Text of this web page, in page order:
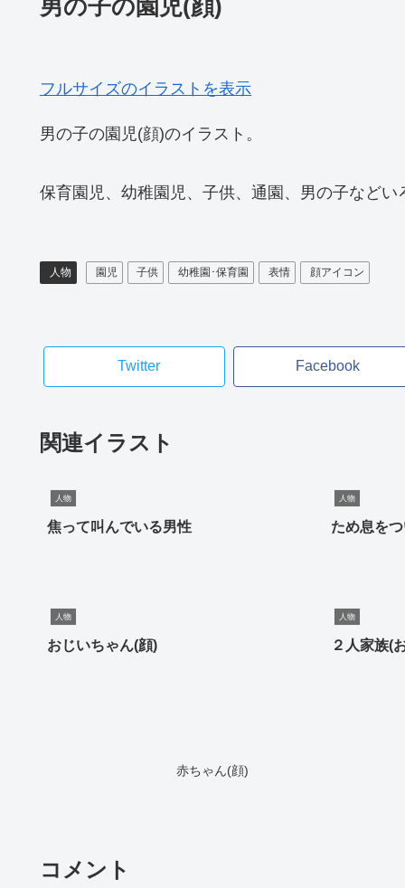
男の子の園児(顔)
フルサイズのイラストを表示
男の子の園児(顔)のイラスト。
保育園児、幼稚園児、子供、通園、男の子など
人物 園児 子供 幼稚園･保育園 表情 顔アイコン
Twitter Facebook
関連イラスト
人物
焦って叫んでいる男性
人物
ため息を
人物
おじいちゃん(顔)
人物
２人家族(
赤ちゃん(顔)
コメント